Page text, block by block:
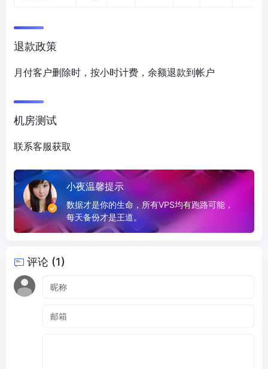
退款政策
月付客户删除时，按小时计费，余额退款到帐户
机房测试
联系客服获取
小夜温馨提示
数据才是你的生命，所有VPS均有跑路可能，
每天备份才是王道。
评论 (1)